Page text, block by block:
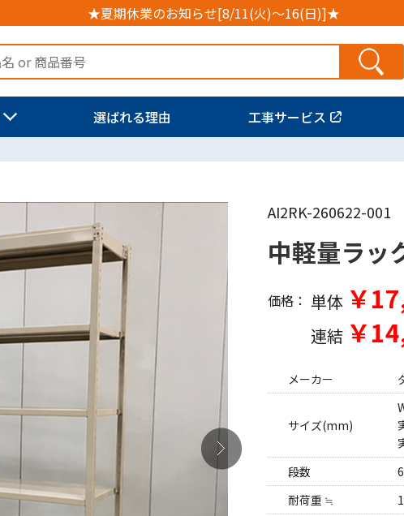
★夏期休業のお知らせ[8/11(火)～16(日)]★
選ばれる理由 工事サービス
AI2RK-260622-001
中軽量ラッ
価格： 単体 ￥
連結 ￥
メーカー
サイズ(mm)
段数
耐荷重 ≒